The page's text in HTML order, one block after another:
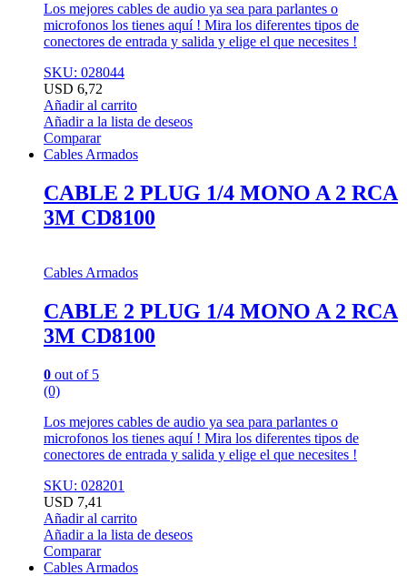
Los mejores cables de audio ya sea para parlantes o
microfonos los tienes aquí ! Mira los diferentes tipos de
conectores de entrada y salida y elige el que necesites !
SKU: 028044
USD 6,72
Añadir al carrito
Añadir a la lista de deseos
Comparar
Cables Armados
CABLE 2 PLUG 1/4 MONO A 2 RCA
3M CD8100
Cables Armados
CABLE 2 PLUG 1/4 MONO A 2 RCA
3M CD8100
0 out of 5
(0)
Los mejores cables de audio ya sea para parlantes o
microfonos los tienes aquí ! Mira los diferentes tipos de
conectores de entrada y salida y elige el que necesites !
SKU: 028201
USD 7,41
Añadir al carrito
Añadir a la lista de deseos
Comparar
Cables Armados